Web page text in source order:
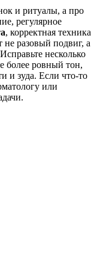
и ритуалы, а про
регулярное
, корректная техника
не разовый подвиг, а
несколько
более ровный тон,
и зуда. Если что‑то
или